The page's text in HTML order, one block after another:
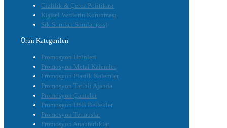
Gizlilik & Çerez Politikası
Kişisel Verilerin Korunması
Sık Sorulan Sorular (sss)
Ürün Kategorileri
Promosyon Ürünleri
Promosyon Metal Kalemler
Promosyon Plastik Kalemler
Promosyon Tarihli Ajanda
Promosyon Çantalar
Promosyon USB Bellekler
Promosyon Termoslar
Promosyon Anahtarlıklar